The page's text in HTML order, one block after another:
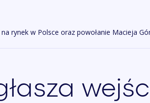
rynek w Polsce oraz powołanie Macieja